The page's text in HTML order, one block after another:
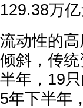
129.38万
流动性的
倾斜，传
半年，19
5年下半年